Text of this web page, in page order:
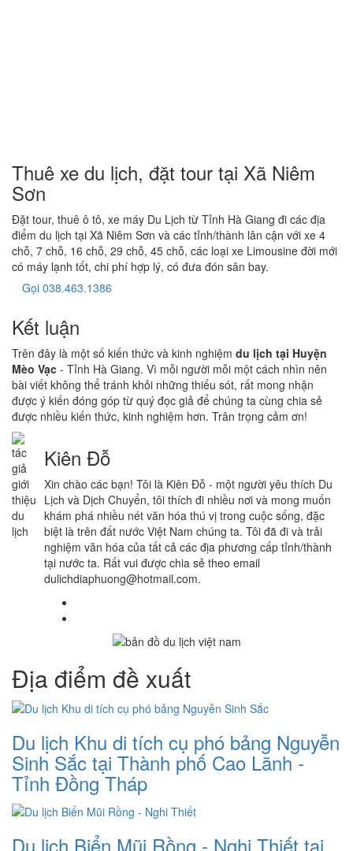
Thuê xe du lịch, đặt tour tại Xã Niêm
Sơn
Đặt tour, thuê ô tô, xe máy Du Lịch từ Tỉnh Hà Giang đi các địa
điểm du lịch tại Xã Niêm Sơn và các tỉnh/thành lân cận với xe 4
chỗ, 7 chỗ, 16 chỗ, 29 chỗ, 45 chỗ, các loại xe Limousine đời mới
có máy lạnh tốt, chi phí hợp lý, có đưa đón sân bay.
Gọi 038.463.1386
Kết luận
Trên đây là một số kiến thức và kinh nghiệm du lịch tại Huyện
Mèo Vạc - Tỉnh Hà Giang. Vì mỗi người mỗi một cách nhìn nên
bài viết không thể tránh khỏi những thiếu sót, rất mong nhận
được ý kiến đóng góp từ quý đọc giả để chúng ta cùng chia sẻ
được nhiều kiến thức, kinh nghiệm hơn. Trân trọng cảm ơn!
Kiên Đỗ
Xin chào các bạn! Tôi là Kiên Đỗ - một người yêu thích Du
Lịch và Dịch Chuyển, tôi thích đi nhiều nơi và mong muốn
khám phá nhiều nét văn hóa thú vị trong cuộc sống, đặc
biệt là trên đất nước Việt Nam chúng ta. Tôi đã đi và trải
nghiệm văn hóa của tất cả các địa phương cấp tỉnh/thành
tại nước ta. Rất vui được chia sẻ theo email
dulichdiaphuong@hotmail.com.
Địa điểm đề xuất
Du lịch Khu di tích cụ phó bảng Nguyễn
Sinh Sắc tại Thành phố Cao Lãnh -
Tỉnh Đồng Tháp
Du lịch Biển Mũi Rồng - Nghi Thiết tại